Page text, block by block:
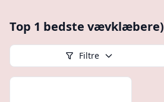
Top 1 bedste vævklæbere)
Filtre